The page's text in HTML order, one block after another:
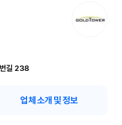
길 238
업체 소개 및 정보